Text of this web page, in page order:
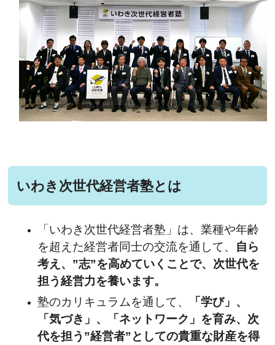
いわき次世代経営者塾とは
「いわき次世代経営者塾」は、業種や年齢
を超えた経営者同士の交流を通して、 自ら
考え、”志”を高めていくことで、次世代を
担う経営力を養います。
塾のカリキュラムを通して、
「学び」、
「気づき」、「ネットワーク」を育み、次
代を担う”経営者”としての貴重な財産を得